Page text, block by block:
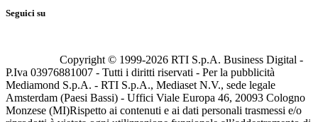
Seguici su
Copyright © 1999-2026 RTI S.p.A. Business Digital -
P.Iva 03976881007 - Tutti i diritti riservati - Per la pubblicità
Mediamond S.p.A. - RTI S.p.A., Mediaset N.V., sede legale
Amsterdam (Paesi Bassi) - Uffici Viale Europa 46, 20093 Cologno
Monzese (MI)Rispetto ai contenuti e ai dati personali trasmessi e/o